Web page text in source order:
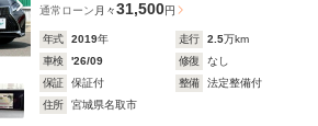
通常ローン 月々31,500円
年式 2019年 走行 2.5万km
車検
'26/09 修復
なし
保証
保証付 整備
法定整備付
住所
宮城県名取市